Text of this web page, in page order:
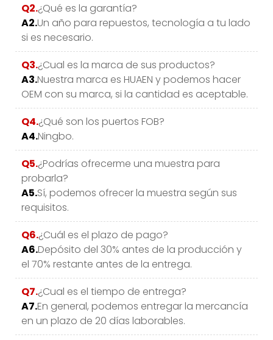
Q2.¿Qué es la garantía?
A2.Un año para repuestos, tecnología a tu lado
si es necesario.
Q3.¿Cual es la marca de sus productos?
A3.Nuestra marca es HUAEN y podemos hacer
OEM con su marca, si la cantidad es aceptable.
Q4.¿Qué son los puertos FOB?
A4.Ningbo.
Q5.¿Podrías ofrecerme una muestra para
probarla?
A5.Sí, podemos ofrecer la muestra según sus
requisitos.
Q6.¿Cuál es el plazo de pago?
A6.Depósito del 30% antes de la producción y
el 70% restante antes de la entrega.
Q7.¿Cual es el tiempo de entrega?
A7.En general, podemos entregar la mercancía
en un plazo de 20 días laborables.